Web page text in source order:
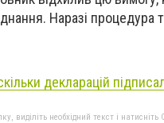
Наразі процедура
декларацій
виділіть необхідний текст і